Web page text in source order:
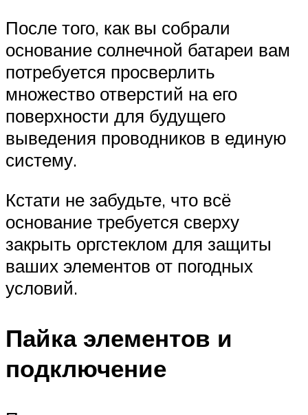
После того, как вы собрали
основание солнечной батареи вам
потребуется просверлить
множество отверстий на его
поверхности для будущего
выведения проводников в единую
систему.
Кстати не забудьте, что всё
основание требуется сверху
закрыть оргстеклом для защиты
ваших элементов от погодных
условий.
Пайка элементов и
подключение